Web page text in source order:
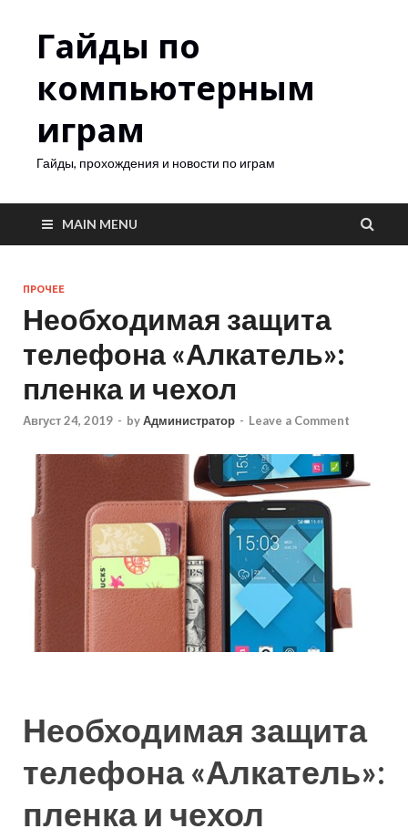
Гайды по
компьютерным
играм
Гайды, прохождения и новости по играм
MAIN MENU
ПРОЧЕЕ
Необходимая защита
телефона «Алкатель»:
пленка и чехол
Август 24, 2019 - byАдминистратор - Leave a Comment
Необходимая защита
телефона «Алкатель»:
пленка и чехол